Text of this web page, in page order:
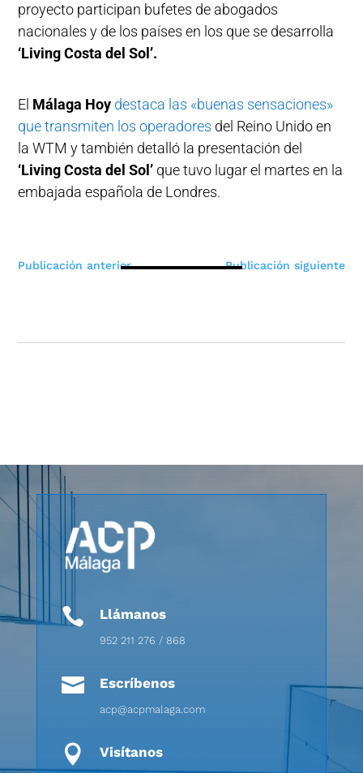
proyecto participan bufetes de abogados
nacionales y de los países en los que se desarrolla
‘Living Costa del Sol’.
El Málaga Hoy destaca las «buenas sensaciones»
que transmiten los operadores del Reino Unido en
la WTM y también detalló la presentación del
‘Living Costa del Sol’ que tuvo lugar el martes en la
embajada española de Londres.
Navegación
Publicación anterior Publicación siguiente
 Llámanos
952 211 276 / 868
 Escríbenos
acp@acpmalaga.com
 Visítanos